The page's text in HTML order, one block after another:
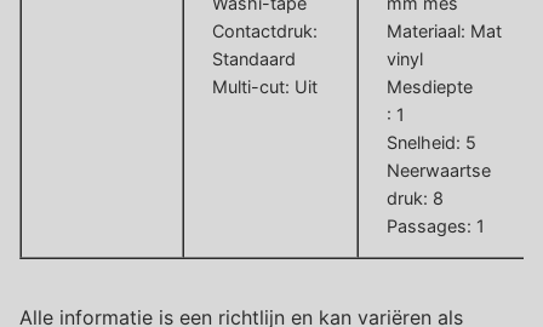
Contactdruk:
Standaard
Multi-cut: Uit
Materiaal: Mat
vinyl
Mesdiepte
: 1
Snelheid: 5
Neerwaartse
druk: 8
Passages: 1
Alle informatie is een richtlijn en kan variëren als